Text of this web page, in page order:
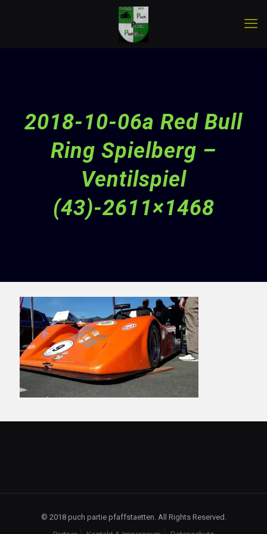
2018-10-06a Red Bull
Ring Spielberg –
Ventilspiel
(43)-2611×1468
© 2018 puch partie pfaffstaetten. All Rights Reserved.